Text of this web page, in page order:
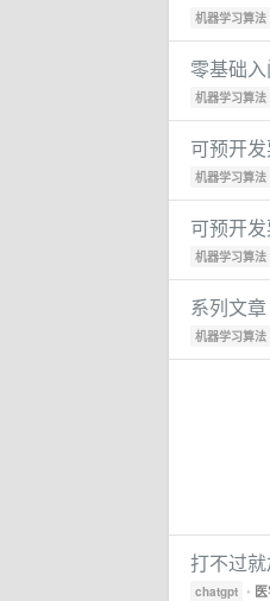
机器学习算法
零基础
机器学习算法
可预开
机器学习算法
可预开
机器学习算法
系列文
机器学习算法
打不过
chatgpt •